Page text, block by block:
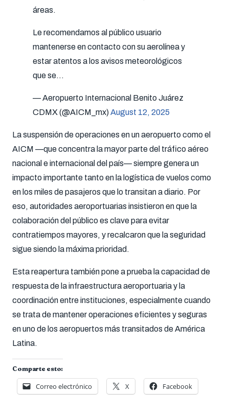
áreas.
Le recomendamos al público usuario
mantenerse en contacto con su aerolínea y
estar atentos a los avisos meteorológicos
que se…
— Aeropuerto Internacional Benito Juárez
CDMX (@AICM_mx)August 12, 2025
La suspensión de operaciones en un aeropuerto como el
AICM —que concentra la mayor parte del tráfico aéreo
nacional e internacional del país— siempre genera un
impacto importante tanto en la logística de vuelos como
en los miles de pasajeros que lo transitan a diario. Por
eso, autoridades aeroportuarias insistieron en que la
colaboración del público es clave para evitar
contratiempos mayores, y recalcaron que la seguridad
sigue siendo la máxima prioridad.
Esta reapertura también pone a prueba la capacidad de
respuesta de la infraestructura aeroportuaria y la
coordinación entre instituciones, especialmente cuando
se trata de mantener operaciones eficientes y seguras
en uno de los aeropuertos más transitados de América
Latina.
Comparte esto:
Correo electrónico X Facebook